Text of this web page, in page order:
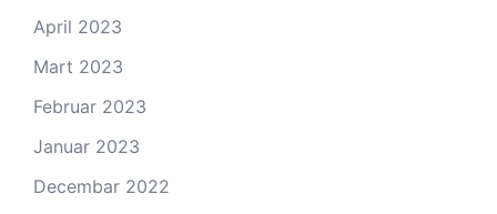
April 2023
Mart 2023
Februar 2023
Januar 2023
Decembar 2022